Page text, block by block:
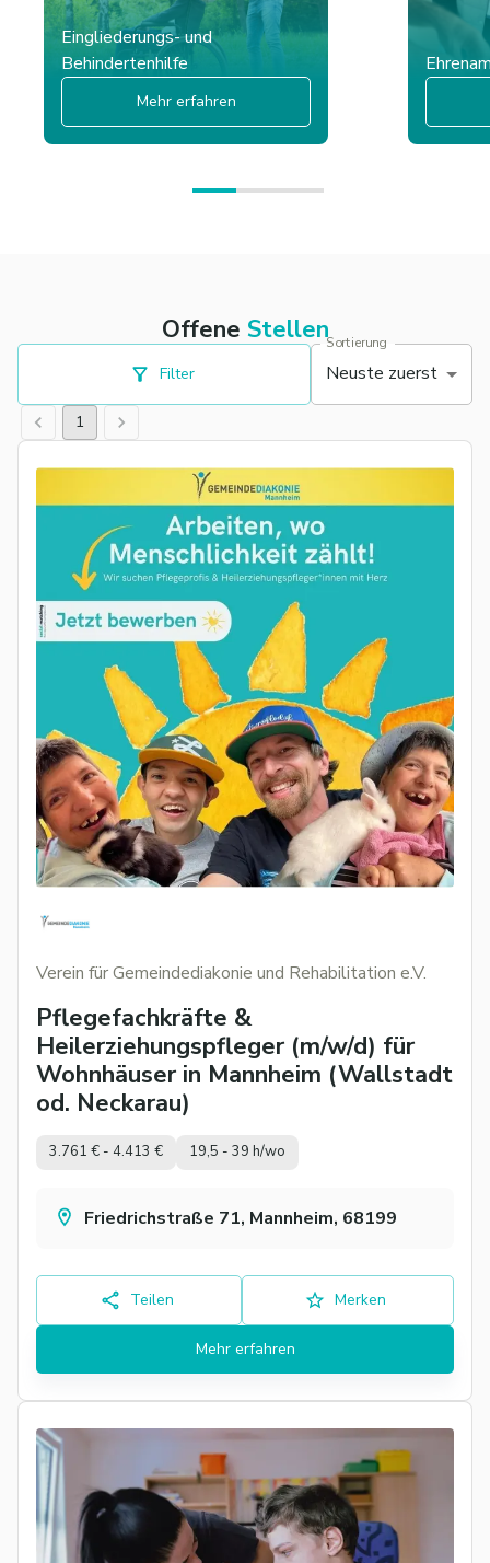
Eingliederungs- und
Behindertenhilfe
Mehr erfahren
Offene Stellen
Filter
Sortierung
Neuste zuerst
1
Verein für Gemeindediakonie und Rehabilitation e.V.
Pflegefachkräfte &
Heilerziehungspfleger (m/w/d) für
Wohnhäuser in Mannheim (Wallstadt
od. Neckarau)
3.761 € - 4.413 € 19,5 - 39 h/wo
Friedrichstraße 71, Mannheim, 68199
Teilen Merken
Mehr erfahren